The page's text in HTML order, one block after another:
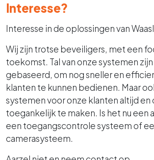
Interesse?
Interesse in de oplossingen van
Wij zijn trotse beveiligers, met een
toekomst. Tal van onze systemen
gebaseerd, om nog sneller en
klanten te kunnen bedienen. Maar
systemen voor onze klanten altijd en
toegankelijk te maken. Is het nu een
een toegangscontrole systeem of
camerasysteem.